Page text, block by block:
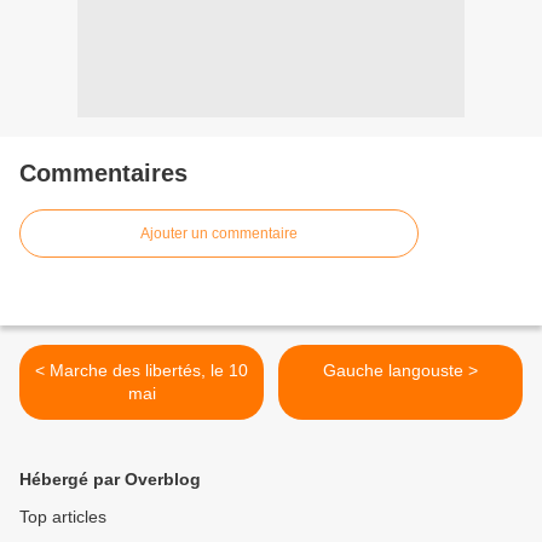
Commentaires
Ajouter un commentaire
< Marche des libertés, le 10
mai
Gauche langouste >
Hébergé par Overblog
Top articles